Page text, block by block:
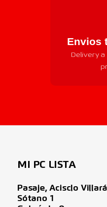
Envios
Delivery a
MI PC LISTA
Pasaje, Acisclo
Sótano 1